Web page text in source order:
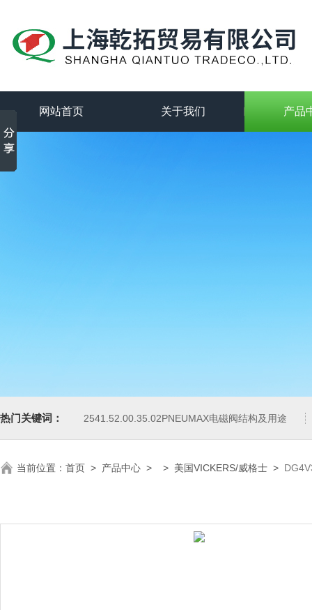
网站首页 关于我们 产品
热门关键词： 2541.52.00.35.02PNEUMAX电磁阀结构及用途
当前位置： 首页 > 产品中心 > > 美国VICKERS/威格士 >